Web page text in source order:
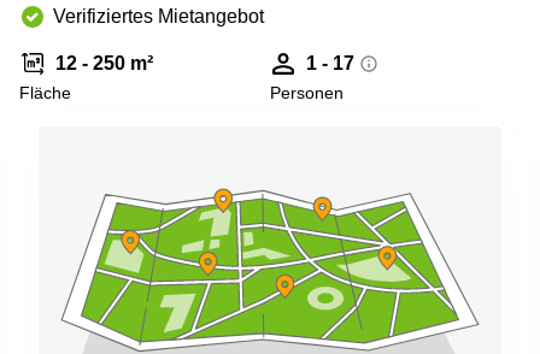
Verifiziertes Mietangebot
12 - 250 m²
Fläche
1 - 17
Personen